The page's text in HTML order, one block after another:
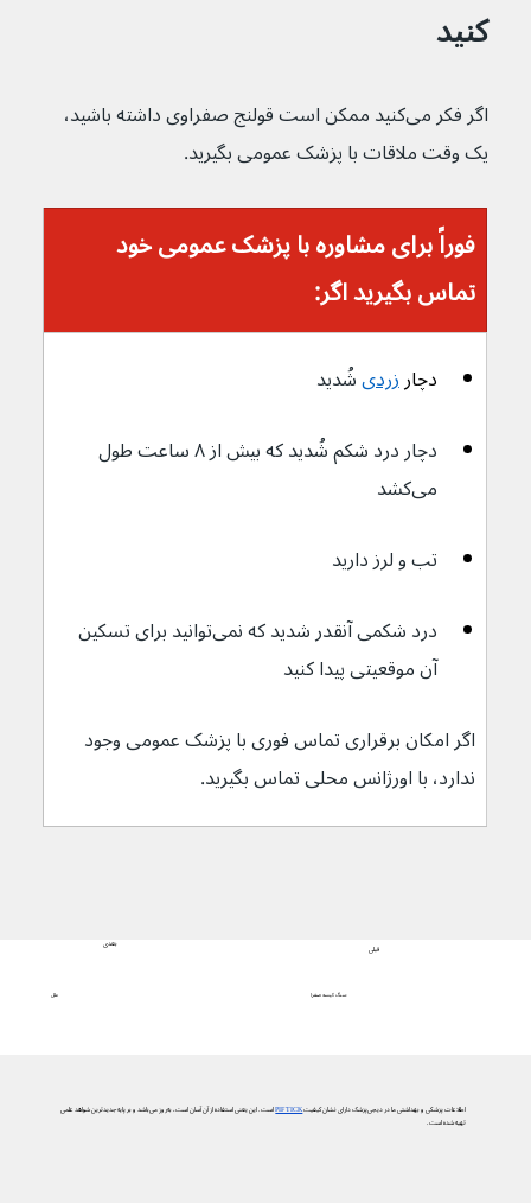
کنید
اگر فکر می‌کنید ممکن است قولنج صفراوی داشته باشید،
یک وقت ملاقات با پزشک عمومی بگیرید.
فوراً برای مشاوره با پزشک عمومی خود
تماس بگیرید اگر:
دچارزردیشُدید
دچار درد شکم شُدید که بیش از ۸ ساعت طول
می‌کشد
تب و لرز دارید
درد شکمی آنقدر شدید که نمی‌توانید برای تسکین
آن موقعیتی پیدا کنید
اگر امکان برقراری تماس فوری با پزشک عمومی وجود
ندارد، با اورژانس محلی تماس بگیرید.
علل
بعدی
سنگ کیسه صفرا
قبلی
اطلاعات پزشکی و بهداشتی ما در دیجی‌پزشک دارای نشان کیفیتPIF TICKاست. این یعنی استفاده از آن آسان است، به‌روز می‌باشد و بر پایه جدیدترین شواهد علمی
تهیه شده است.